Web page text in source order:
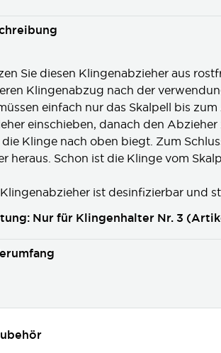
Sie diesen Klingenabzieher aus
Klingenabzug nach der
einfach nur das Skalpell bis
einschieben, danach den
Klinge nach oben biegt. Zum
heraus. Schon ist die Klinge vom
ist desinfizierbar und
Nur für Klingenhalter Nr. 3